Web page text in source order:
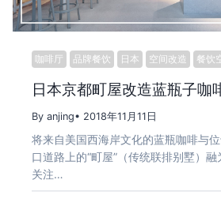
咖啡厅 品牌餐饮 日本 空间改造 餐饮
日本京都町屋改造蓝瓶子咖
By anjing• 2018年11月11日
将来自美国西海岸文化的蓝瓶咖啡与
口道路上的“町屋”（传统联排别墅）
关注…